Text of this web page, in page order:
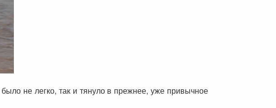
не легко, так и тянуло в прежнее, уже привычное